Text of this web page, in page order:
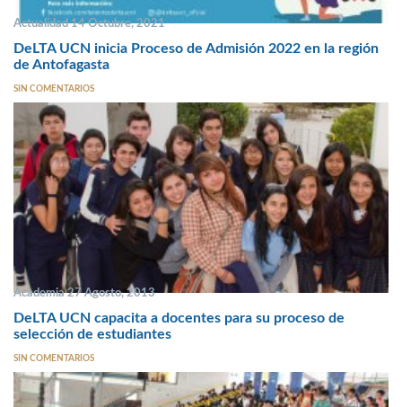
Actualidad 14 Octubre, 2021
DeLTA UCN inicia Proceso de Admisión 2022 en la región
de Antofagasta
SIN COMENTARIOS
Academia 27 Agosto, 2013
DeLTA UCN capacita a docentes para su proceso de
selección de estudiantes
SIN COMENTARIOS